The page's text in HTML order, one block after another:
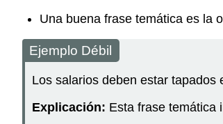
Una buena frase temática es la
Ejemplo Débil
Los salarios deben estar
Explicación: Esta frase temática